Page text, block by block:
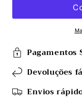
Pagamentos
Devoluções
Envios